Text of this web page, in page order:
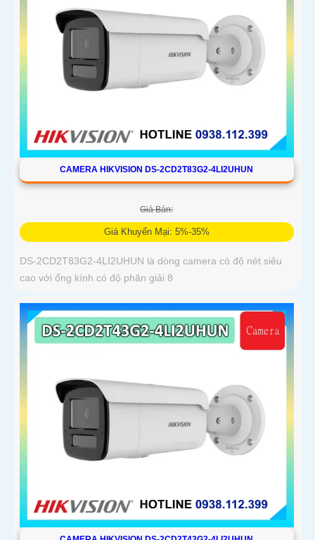
CAMERA HIKVISION DS-2CD2T83G2-4LI2UHUN
Giá Bán:
Giá Khuyến Mại: 5%-35%
DS-2CD2T83G2-4LI2UHUN là dòng camera có độ nét siêu
cao với ống kính có độ phân giải 8